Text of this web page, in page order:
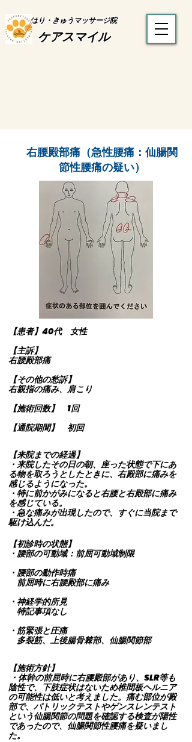
はり・きゅうマッサージ院
ケアスマイル
右腰殿部痛（急性腰痛：仙腸関
節性腰痛の疑い）
【患者】40代 女性
【主訴】
右腰殿部痛
【その他の愁訴】
右親指の痛み、肩こり
【施術回数】 1回
【通院期間】 初回
【来院までの経過】
・来院したその日の朝、座った状態で下にあ
る物を取ろうとしたときに、右殿部に痛みを
感じるようになった。
・特に前かがみになると右腰と右殿部に痛み
を感じている。
​・急な痛みが出現したので、すぐに当院まで
駆け込んだ。
【初診時の状態】
・腰部の可動域：前屈可動域制限
・腰部の動作時痛
前屈時に右腰殿部に痛み
・神経学的所見
特記事項なし
・筋緊張と圧痛
多裂筋、上後腸骨棘部、仙腸関節部
【施術方針】
・体幹の前屈時に右腰殿部があり、SLR等も
陰性で、下肢症状はないため椎間板ヘルニア
の可能性は低いと考えました。痛む部位が殿
部で、パトリックテストやゲンスレンテスト
という仙腸関節の問題を確認する検査が陽性
であったので、仙腸関節性腰痛を疑いまし
た。